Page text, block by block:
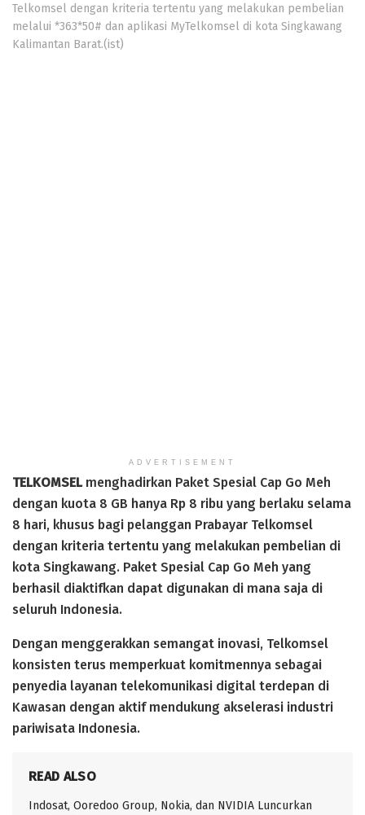
Telkomsel dengan kriteria tertentu yang melakukan pembelian
melalui *363*50# dan aplikasi MyTelkomsel di kota Singkawang
Kalimantan Barat.(ist)
ADVERTISEMENT
TELKOMSELmenghadirkan Paket Spesial Cap Go Meh
dengan kuota 8 GB hanya Rp 8 ribu yang berlaku selama
8 hari, khusus bagi pelanggan Prabayar Telkomsel
dengan kriteria tertentu yang melakukan pembelian di
kota Singkawang. Paket Spesial Cap Go Meh yang
berhasil diaktifkan dapat digunakan di mana saja di
seluruh Indonesia.
Dengan menggerakkan semangat inovasi, Telkomsel
konsisten terus memperkuat komitmennya sebagai
penyedia layanan telekomunikasi digital terdepan di
Kawasan dengan aktif mendukung akselerasi industri
pariwisata Indonesia.
READ ALSO
Indosat, Ooredoo Group, Nokia, dan NVIDIA Luncurkan